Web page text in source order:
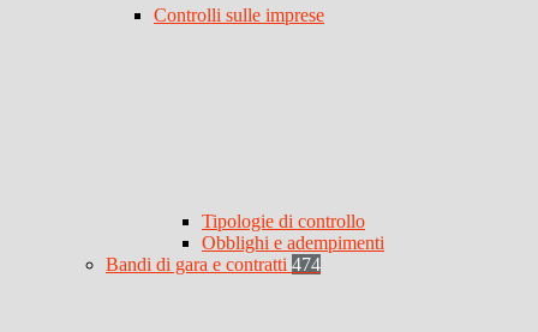
Controlli sulle imprese
Tipologie di controllo
Obblighi e adempimenti
Bandi di gara e contratti 474